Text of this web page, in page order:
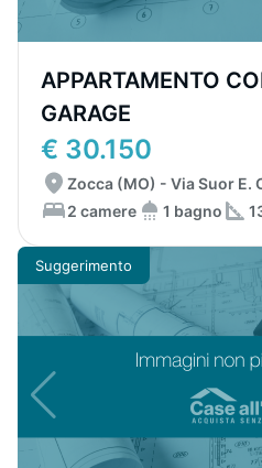
APPARTAMENTO
GARAGE
€ 30.150
Zocca (MO) - Via Suor E.
2 camere
1 bagno
Suggerimento